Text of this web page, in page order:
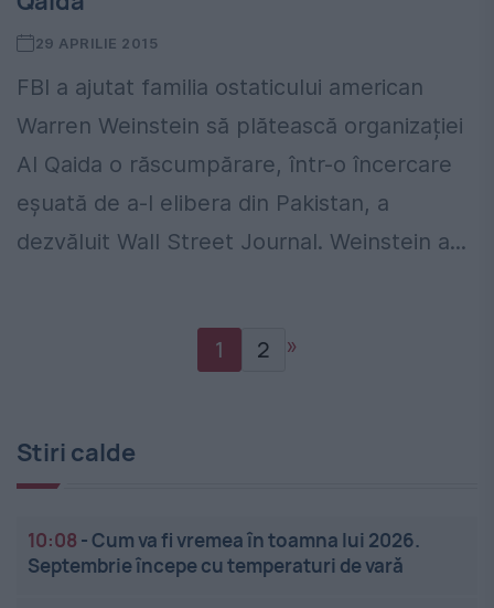
29 APRILIE 2015
FBI a ajutat familia ostaticului american
Warren Weinstein să plătească organizației
Al Qaida o răscumpărare, într-o încercare
eșuată de a-l elibera din Pakistan, a
dezvăluit Wall Street Journal. Weinstein a...
1 2 »
Stiri calde
10:08 -Cum va fi vremea în toamna lui 2026.
Septembrie începe cu temperaturi de vară